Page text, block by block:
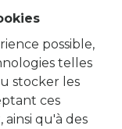
possible,
telles
stocker les
ces
qu'à des
Dworp |